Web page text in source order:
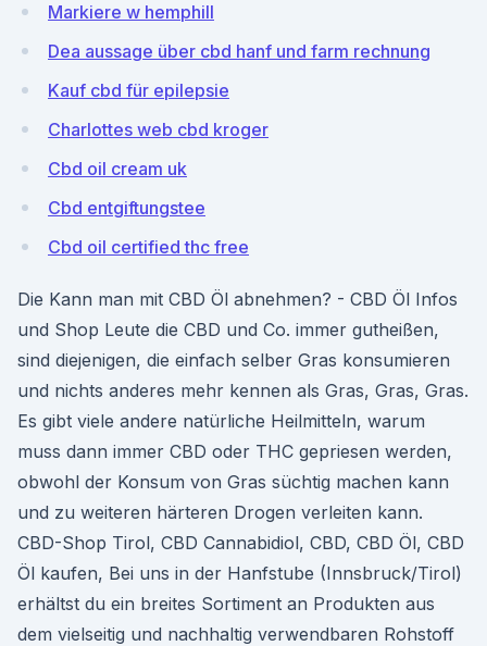
Markiere w hemphill
Dea aussage über cbd hanf und farm rechnung
Kauf cbd für epilepsie
Charlottes web cbd kroger
Cbd oil cream uk
Cbd entgiftungstee
Cbd oil certified thc free
Die Kann man mit CBD Öl abnehmen? - CBD Öl Infos
und Shop Leute die CBD und Co. immer gutheißen,
sind diejenigen, die einfach selber Gras konsumieren
und nichts anderes mehr kennen als Gras, Gras, Gras.
Es gibt viele andere natürliche Heilmitteln, warum
muss dann immer CBD oder THC gepriesen werden,
obwohl der Konsum von Gras süchtig machen kann
und zu weiteren härteren Drogen verleiten kann.
CBD-Shop Tirol, CBD Cannabidiol, CBD, CBD Öl, CBD
Öl kaufen, Bei uns in der Hanfstube (Innsbruck/Tirol)
erhältst du ein breites Sortiment an Produkten aus
dem vielseitig und nachhaltig verwendbaren Rohstoff